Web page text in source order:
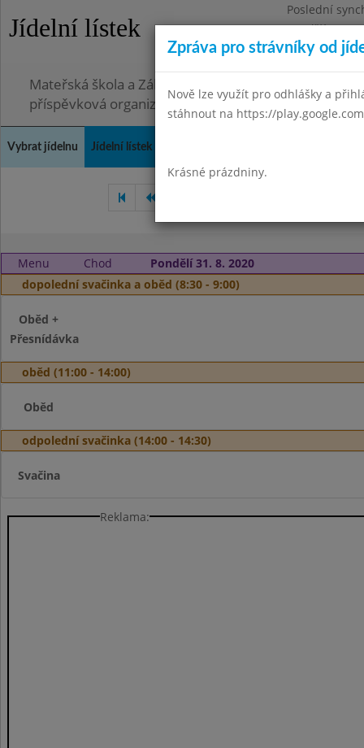
Jídelní lístek
Poslední
Pondělí
Omezení
Mateřská škola a Základní škola, Ostopovice, okres
příspěvková organizace
Vybrat jídelnu Jídelní lístek
Menu Chod
Pondělí 31. 8. 2020
dopolední svačinka a oběd (8:30 - 9:00)
Oběd +
Přesnídávka
oběd (11:00 - 14:00)
Oběd
odpolední svačinka (14:00 - 14:30)
Svačina
Reklama:
Zpráva pro strávníky od
Nově lze využít pro odhlášky a
stáhnout na https://
Krásné prázdniny.